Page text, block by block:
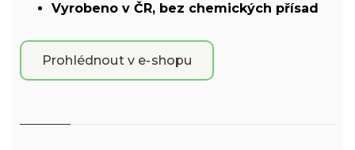
Vyrobeno v ČR, bez chemických přísad
Prohlédnout v e-shopu